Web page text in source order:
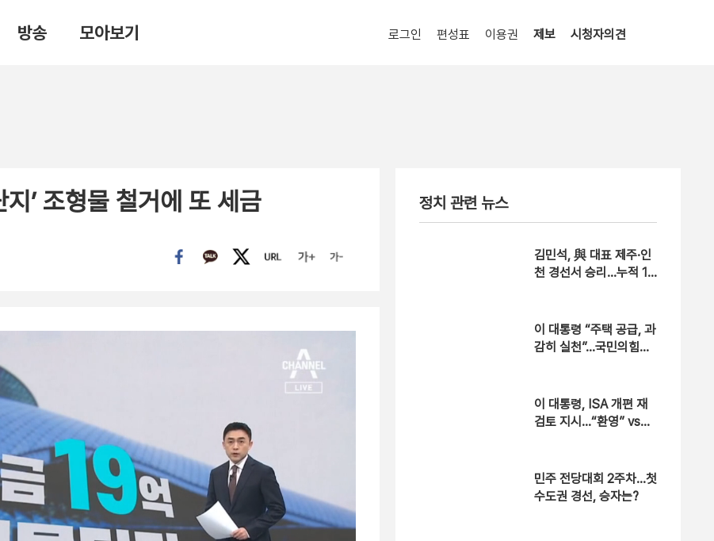
방송 모아보기 로그인 편성표 이용권 제보 시청자의견
’ 조형물 철거에 또 세금 정치 관련 뉴스
김민석, 與 대표 제주·인
천 경선서 승리…누적 1
이 대통령 “주택 공급, 과
감히 실천”…국민의힘
이 대통령, ISA 개편 재
검토 지시…“환영” vs
민주 전당대회 2주차…첫
수도권 경선, 승자는?